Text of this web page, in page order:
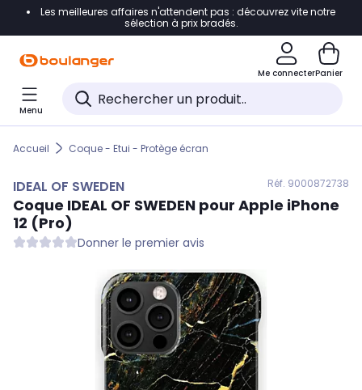
Accéder directement à la navigation
Accéder directement au pied de page
Accéder directement au chatbot
Les meilleures affaires n'attendent pas : découvrez vite notre
sélection à prix bradés.
Me connecterPanier
Menu
Accueil Coque - Etui - Protège écran
IDEAL OF SWEDEN Réf. 9000872738
Coque IDEAL OF SWEDEN pour Apple iPhone
12 (Pro)
Donner le premier avis